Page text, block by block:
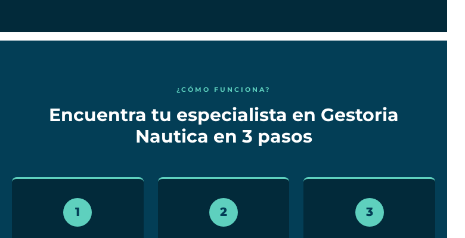
¿CÓMO FUNCIONA?
Encuentra tu especialista en Gestoria
Nautica en 3 pasos
1 2 3